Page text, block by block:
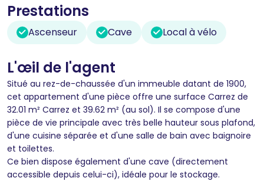
Prestations
Ascenseur Cave Local à vélo
L'œil de l'agent
Situé au rez-de-chaussée d'un immeuble datant de 1900,
cet appartement d'une pièce offre une surface Carrez de
32.01 m² Carrez et 39.62 m² (au sol). Il se compose d'une
pièce de vie principale avec très belle hauteur sous plafond,
d'une cuisine séparée et d'une salle de bain avec baignoire
et toilettes.
Ce bien dispose également d'une cave (directement
accessible depuis celui-ci), idéale pour le stockage.